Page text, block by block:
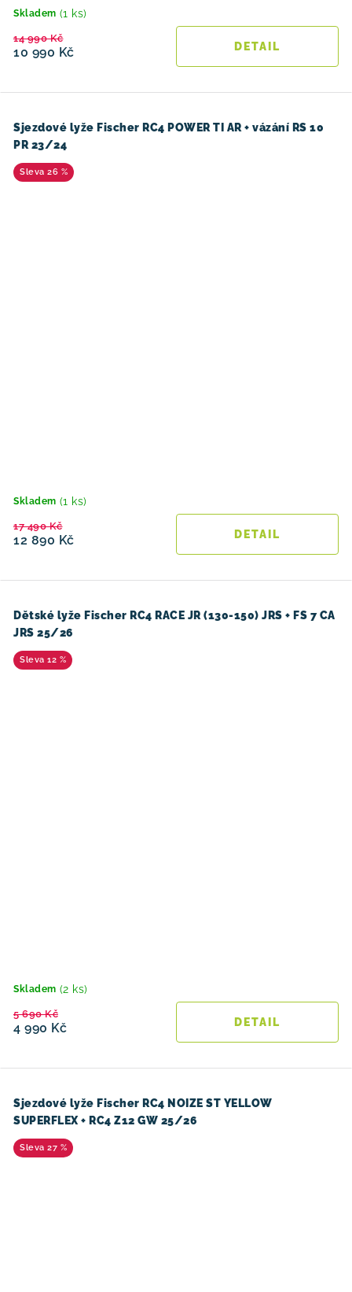
Skladem (1 ks)
10 990 Kč
14 990 Kč
Sjezdové lyže Fischer RC4 POWER TI AR + vázání RS 10
PR 23/24
26 %
Skladem (1 ks)
12 890 Kč
17 490 Kč
Dětské lyže Fischer RC4 RACE JR (130-150) JRS + FS 7 CA
JRS 25/26
12 %
Skladem (2 ks)
4 990 Kč
5 690 Kč
Sjezdové lyže Fischer RC4 NOIZE ST YELLOW
SUPERFLEX + RC4 Z12 GW 25/26
27 %